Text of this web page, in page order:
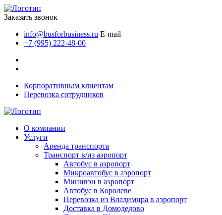
Заказать звонок
info@busforbusiness.ru E-mail
+7 (995) 222-48-00
Корпоративным клиентам
Перевозка сотрудников
О компании
Услуги
Аренда транспорта
Транспорт в/из аэропорт
Автобус в аэропорт
Микроавтобус в аэропорт
Минивэн в аэропорт
Автобус в Королеве
Перевозка из Владимира в аэропорт
Доставка в Домодедово